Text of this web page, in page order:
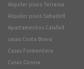
Alquiler pisos Terrassa
Alquiler pisos Sabadell
Apartamentos Calafell
casas Costa Brava
Casas Formentera
Casas Girona